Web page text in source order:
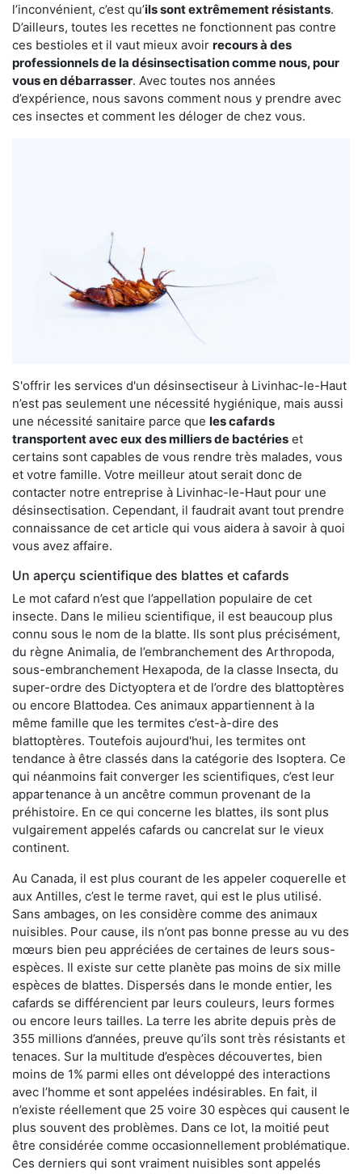
l’inconvénient, c’est qu’ils sont extrêmement résistants.
D’ailleurs, toutes les recettes ne fonctionnent pas contre
ces bestioles et il vaut mieux avoir recours à des
professionnels de la désinsectisation comme nous, pour
vous en débarrasser. Avec toutes nos années
d’expérience, nous savons comment nous y prendre avec
ces insectes et comment les déloger de chez vous.
S'offrir les services d'un désinsectiseur à Livinhac-le-Haut
n’est pas seulement une nécessité hygiénique, mais aussi
une nécessité sanitaire parce que les cafards
transportent avec eux des milliers de bactéries et
certains sont capables de vous rendre très malades, vous
et votre famille. Votre meilleur atout serait donc de
contacter notre entreprise à Livinhac-le-Haut pour une
désinsectisation. Cependant, il faudrait avant tout prendre
connaissance de cet article qui vous aidera à savoir à quoi
vous avez affaire.
Un aperçu scientifique des blattes et cafards
Le mot cafard n’est que l’appellation populaire de cet
insecte. Dans le milieu scientifique, il est beaucoup plus
connu sous le nom de la blatte. Ils sont plus précisément,
du règne Animalia, de l’embranchement des Arthropoda,
sous-embranchement Hexapoda, de la classe Insecta, du
super-ordre des Dictyoptera et de l’ordre des blattoptères
ou encore Blattodea. Ces animaux appartiennent à la
même famille que les termites c’est-à-dire des
blattoptères. Toutefois aujourd'hui, les termites ont
tendance à être classés dans la catégorie des Isoptera. Ce
qui néanmoins fait converger les scientifiques, c’est leur
appartenance à un ancêtre commun provenant de la
préhistoire. En ce qui concerne les blattes, ils sont plus
vulgairement appelés cafards ou cancrelat sur le vieux
continent.
Au Canada, il est plus courant de les appeler coquerelle et
aux Antilles, c’est le terme ravet, qui est le plus utilisé.
Sans ambages, on les considère comme des animaux
nuisibles. Pour cause, ils n’ont pas bonne presse au vu des
mœurs bien peu appréciées de certaines de leurs sous-
espèces. Il existe sur cette planète pas moins de six mille
espèces de blattes. Dispersés dans le monde entier, les
cafards se différencient par leurs couleurs, leurs formes
ou encore leurs tailles. La terre les abrite depuis près de
355 millions d’années, preuve qu’ils sont très résistants et
tenaces. Sur la multitude d’espèces découvertes, bien
moins de 1% parmi elles ont développé des interactions
avec l’homme et sont appelées indésirables. En fait, il
n’existe réellement que 25 voire 30 espèces qui causent le
plus souvent des problèmes. Dans ce lot, la moitié peut
être considérée comme occasionnellement problématique.
Ces derniers qui sont vraiment nuisibles sont appelés